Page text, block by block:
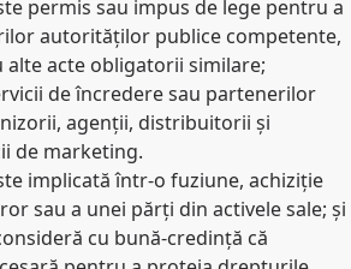
permis sau impus de lege pentru a
autorităților publice competente,
alte acte obligatorii similare;
de încredere sau partenerilor
agenții, distribuitorii și
de marketing.
implicată într-o fuziune, achiziție
sau a unei părți din activele sale; și
cu bună-credință că